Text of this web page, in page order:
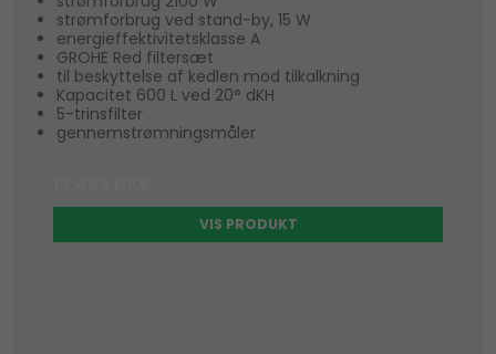
strømforbrug ved stand-by, 15 W
energieffektivitetsklasse A
GROHE Red filtersæt
til beskyttelse af kedlen mod tilkalkning
Kapacitet 600 L ved 20° dKH
5-trinsfilter
gennemstrømningsmåler
VIS PRODUKT